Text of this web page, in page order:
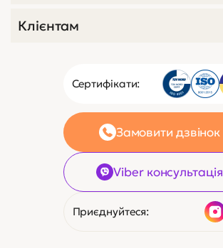
Сертифікати:
Замовити дзвінок
Viber консультація
Приєднуйтеся:
Клієнтам